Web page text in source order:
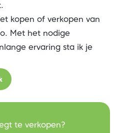
kopen of verkopen van
Met het nodige
ervaring sta ik je
te verkopen?